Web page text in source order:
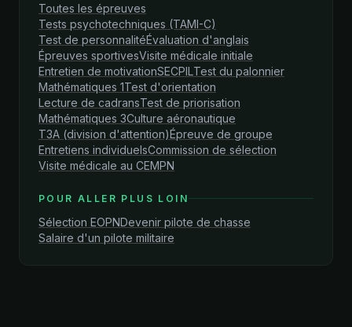
Toutes les épreuves
Tests psychotechniques (TAMI-C)
Test de personnalitéÉvaluation d'anglais
Épreuves sportivesVisite médicale initiale
Entretien de motivationSECPILTest du palonnier
Mathématiques 1Test d'orientation
Lecture de cadransTest de priorisation
Mathématiques 3Culture aéronautique
T3A (division d'attention)Épreuve de groupe
Entretiens individuelsCommission de sélection
Visite médicale au CEMPN
POUR ALLER PLUS LOIN
Sélection EOPNDevenir pilote de chasse
Salaire d'un pilote militaire